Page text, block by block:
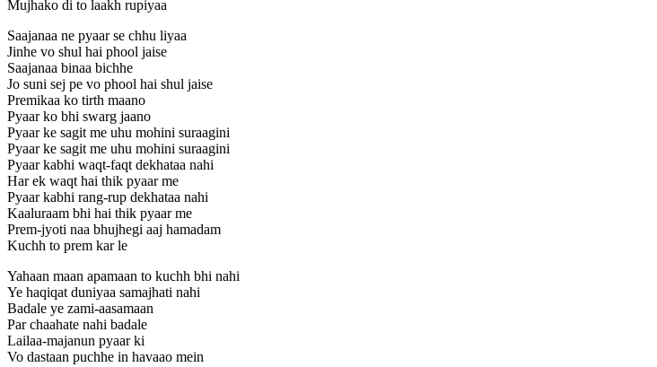
Mujhako di to laakh rupiyaa
Saajanaa ne pyaar se chhu liyaa
Jinhe vo shul hai phool jaise
Saajanaa binaa bichhe
Jo suni sej pe vo phool hai shul jaise
Premikaa ko tirth maano
Pyaar ko bhi swarg jaano
Pyaar ke sagit me uhu mohini suraagini
Pyaar ke sagit me uhu mohini suraagini
Pyaar kabhi waqt-faqt dekhataa nahi
Har ek waqt hai thik pyaar me
Pyaar kabhi rang-rup dekhataa nahi
Kaaluraam bhi hai thik pyaar me
Prem-jyoti naa bhujhegi aaj hamadam
Kuchh to prem kar le
Yahaan maan apamaan to kuchh bhi nahi
Ye haqiqat duniyaa samajhati nahi
Badale ye zami-aasamaan
Par chaahate nahi badale
Lailaa-majanun pyaar ki
Vo dastaan puchhe in havaao mein